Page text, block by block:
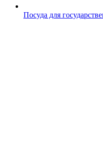
Посуда для